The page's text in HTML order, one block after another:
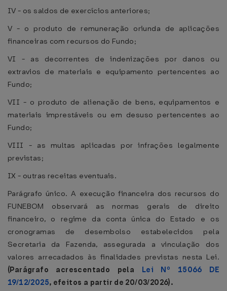
IV - os saldos de exercícios anteriores;
V - o produto de remuneração oriunda de aplicações
financeiras com recursos do Fundo;
VI - as decorrentes de indenizações por danos ou
extravios de materiais e equipamento pertencentes ao
Fundo;
VII - o produto de alienação de bens, equipamentos e
materiais imprestáveis ou em desuso pertencentes ao
Fundo;
VIII - as multas aplicadas por infrações legalmente
previstas;
IX - outras receitas eventuais.
Parágrafo único. A execução financeira dos recursos do
FUNEBOM observará as normas gerais de direito
financeiro, o regime da conta única do Estado e os
cronogramas de desembolso estabelecidos pela
Secretaria da Fazenda, assegurada a vinculação dos
valores arrecadados às finalidades previstas nesta Lei.
(Parágrafo acrescentado pela Lei Nº 15066 DE
19/12/2025, efeitos a partir de 20/03/2026).